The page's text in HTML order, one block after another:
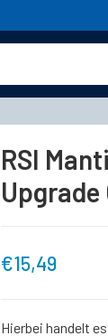
RSI
Upgrade
€15,49
Hierbei handelt